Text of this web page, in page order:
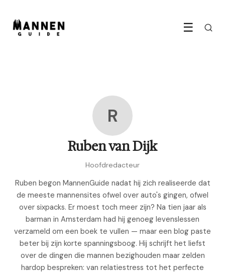
☰
R
Ruben van Dijk
Hoofdredacteur
Ruben begon MannenGuide nadat hij zich realiseerde dat
de meeste mannensites ofwel over auto's gingen, ofwel
over sixpacks. Er moest toch meer zijn? Na tien jaar als
barman in Amsterdam had hij genoeg levenslessen
verzameld om een boek te vullen — maar een blog paste
beter bij zijn korte spanningsboog. Hij schrijft het liefst
over de dingen die mannen bezighouden maar zelden
hardop bespreken: van relatiestress tot het perfecte